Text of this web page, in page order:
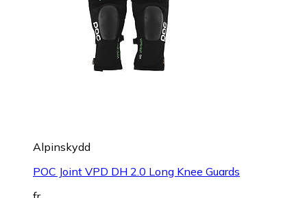
Alpinskydd
POC Joint VPD DH 2.0 Long Knee Guards